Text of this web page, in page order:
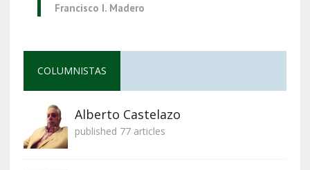
Francisco I. Madero
COLUMNISTAS
Alberto Castelazo
published 77 articles